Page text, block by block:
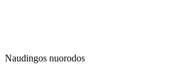
Naudingos nuorodos